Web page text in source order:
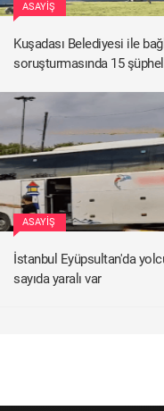
ASAYIŞ
Kuşadası Belediyesi ile
soruşturmasında 15
ASAYIŞ
İstanbul Eyüpsultan'da
sayıda yaralı var